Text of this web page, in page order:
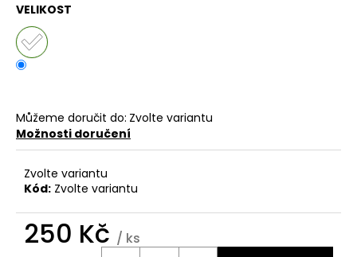
VELIKOST
Můžeme doručit do: Zvolte variantu
Možnosti doručení
Zvolte variantu
Kód: Zvolte variantu
250 Kč / ks
o
r
u
č
e
m
e
ZATEPLENÉ